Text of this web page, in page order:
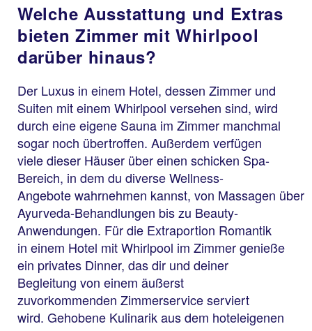
Welche Ausstattung und Extras
bieten Zimmer mit Whirlpool
darüber hinaus?
Der Luxus in einem Hotel, dessen Zimmer und
Suiten mit einem Whirlpool versehen sind, wird
durch eine eigene Sauna im Zimmer manchmal
sogar noch übertroffen. Außerdem verfügen
viele dieser Häuser über einen schicken Spa-
Bereich, in dem du diverse Wellness-
Angebote wahrnehmen kannst, von Massagen über
Ayurveda-Behandlungen bis zu Beauty-
Anwendungen. Für die Extraportion Romantik
in einem Hotel mit Whirlpool im Zimmer genieße
ein privates Dinner, das dir und deiner
Begleitung von einem äußerst
zuvorkommenden Zimmerservice serviert
wird. Gehobene Kulinarik aus dem hoteleigenen